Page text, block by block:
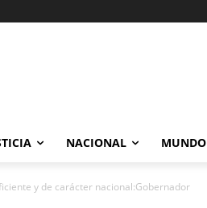
NACIONAL MUNDO
y de carácter nacional:Gobernador